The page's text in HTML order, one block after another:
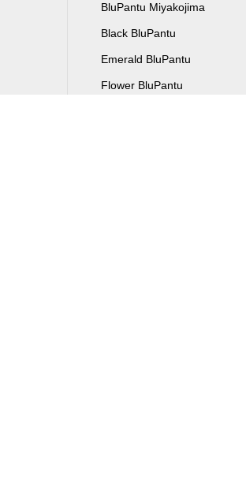
BluPantu Miyakojima
Black BluPantu
Emerald BluPantu
Flower BluPantu